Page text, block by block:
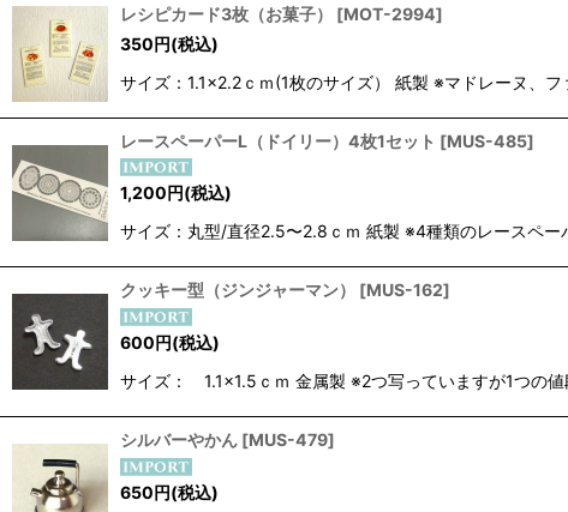
レシピカード3枚（お菓子） [MOT-2994]
350円(税込)
サイズ：1.1×2.2ｃｍ(1枚のサイズ） 紙製 ※マドレーヌ、
レースペーパーL（ドイリー）4枚1セット [MUS-485]
1,200円(税込)
サイズ：丸型/直径2.5〜2.8ｃｍ 紙製 ※4種類のレースペー
クッキー型（ジンジャーマン） [MUS-162]
600円(税込)
サイズ： 1.1×1.5ｃｍ 金属製 ※2つ写っていますが1つの値
シルバーやかん [MUS-479]
650円(税込)